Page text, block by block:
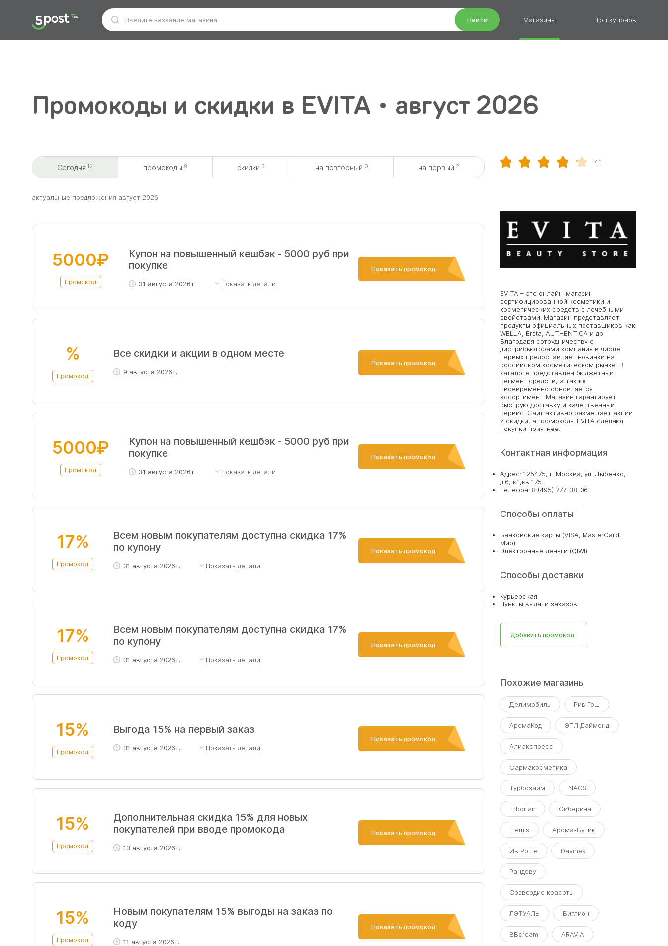
Найти Магазины Топ купонов
Промокоды и скидки в EVITA • август 2026
Сегодня 12 промокоды 9 скидки 3 на повторный 0 на первый 2
aктуальные предложения август 2026
5000₽
Промокод
Купон на повышенный кешбэк - 5000 руб при
покупке
31 августа 2026 г. Показать детали
Показать промокод
Участники программы лояльности могут получить 5000 руб кешбэка.
%
Промокод
Все скидки и акции в одном месте
9 августа 2026 г.
Показать промокод
5000₽
Промокод
Купон на повышенный кешбэк - 5000 руб при
покупке
31 августа 2026 г. Показать детали
Показать промокод
Зарегистрируйтесь в программе лояльности и получите 5000 руб кешбэка.
17%
Промокод
Всем новым покупателям доступна скидка 17%
по купону
31 августа 2026 г. Показать детали
Показать промокод
Только после регистрации на сайте при покупке от 10 000 руб (есть исключения, не
суммируется с другими акциями).
17%
Промокод
Всем новым покупателям доступна скидка 17%
по купону
31 августа 2026 г. Показать детали
Показать промокод
Первый заказ должен быть от 10 000 руб. Для авторизованных пользователей. Есть
бренды исключения.
15%
Промокод
Выгода 15% на первый заказ
31 августа 2026 г. Показать детали
Показать промокод
Нет ограничения по сумме, вы можете получить скидку на все продукты, за
исключением определенных брендов. Чтобы воспользоваться необходимо
15%
Промокод
Дополнительная скидка 15% для новых
покупателей при вводе промокода
13 августа 2026 г.
Показать промокод
15%
Промокод
Новым покупателям 15% выгоды на заказ по
коду
11 августа 2026 г.
Показать промокод
4.1
EVITA – это онлайн-магазин
сертифицированной косметики и
косметических средств c лечебными
свойствами. Магазин представляет
продукты официальных поставщиков как
WELLA, Ersta, AUTHENTICA и др.
Благодаря сотрудничеству с
дистрибьюторами компания в числе
первых предоставляет новинки на
российском косметическом рынке. В
каталоге представлен бюджетный
сегмент средств, а также
своевременно обновляется
ассортимент. Магазин гарантирует
быструю доставку и качественный
сервис. Сайт активно размещает акции
и скидки, а промокоды EVITA сделают
покупки приятнее.
Контактная информация
Адрес: 125475, г. Москва, ул. Дыбенко,
д.6, к.1,кв 175.
Телефон: 8 (495) 777-38-06
Способы оплаты
Банковские карты (VISA, MasterCard,
Мир)
Электронные деньги (QIWI)
Способы доставки
Курьерская
Пункты выдачи заказов
Добавить промокод
Похожие магазины
Делимобиль Рив Гош
АромаКод ЭПЛ Даймонд
Алиэкспресс
Фармакосметика
Турбозайм NAOS
Erborian Сиберина
Elemis Арома-Бутик
Ив Роше Davines
Рандеву
Созвездие красоты
ЛЭТУАЛЬ Биглион
BBcream ARAVIA